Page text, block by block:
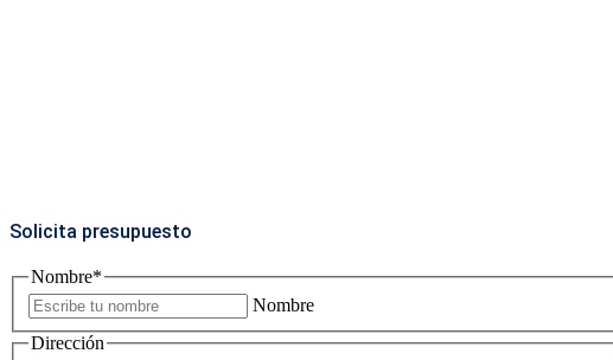
Solicita presupuesto
Nombre*
Nombre
Dirección